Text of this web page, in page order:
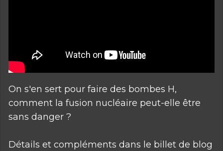
On s'en sert pour faire des bombes H,
comment la fusion nucléaire peut-elle être
sans danger ?
Détails et compléments dans le billet de blog